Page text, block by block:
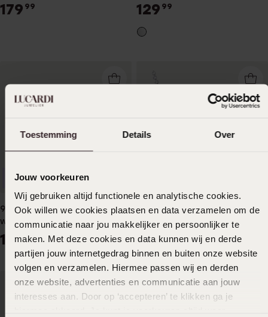
Toestemming Details Over
Jouw voorkeuren
Wij gebruiken altijd functionele en analytische cookies.
Ook willen we cookies plaatsen en data verzamelen om de
communicatie naar jou makkelijker en persoonlijker te
maken. Met deze cookies en data kunnen wij en derde
partijen jouw internetgedrag binnen en buiten onze website
volgen en verzamelen. Hiermee passen wij en derden
onze website, advertenties en communicatie aan jouw
interesses aan. Door op ‘accepteren’ te klikken ga je
179 99 129 99
9 karaat ketting prince of
wales voor dames
19999
Duurzamer
Zilveren tennisketting met
kristal wit voor dames
249 99